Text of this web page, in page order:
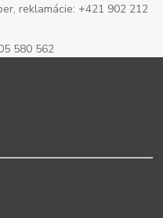
reklamácie: +421 902 212
580 562